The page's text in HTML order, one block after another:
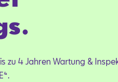
zu 4 Jahren Wartung &